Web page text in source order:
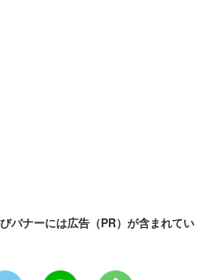
バナーには広告（PR）が含まれてい